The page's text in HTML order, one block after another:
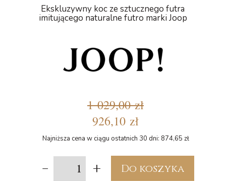
Ekskluzywny koc ze sztucznego futra
imitującego naturalne futro marki Joop
1 029,00 zł
926,10 zł
Najniższa cena w ciągu ostatnich 30 dni: 874,65 zł
- + Do koszyka